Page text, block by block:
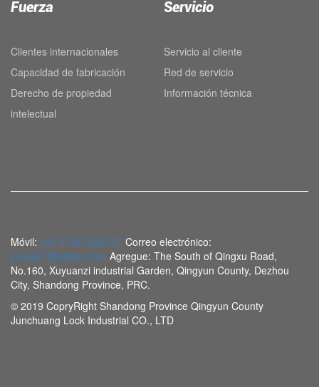
Fuerza
Clientes internacionales
Capacidad de fabricación
Derecho de propiedad
intelectual
Servicio
Servicio al cliente
Red de servicio
Información técnica
Móvil: +86 17667362107 Correo electrónico:
jcseal01@sdjcsy.com Agregue: The South of Qingxu Road,
No.160, Xuyuanzi industrial Garden, Qingyun County, Dezhou
City, Shandong Province, PRC.
© 2019 CopryRight Shandong Province Qingyun County
Junchuang Lock Industrial CO., LTD